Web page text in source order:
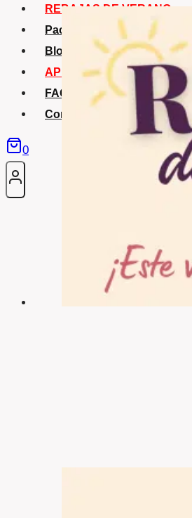
REBAJAS DE VERANO
Packs Verano
Blog
APP La Tribu
FAQS
Contacto
0